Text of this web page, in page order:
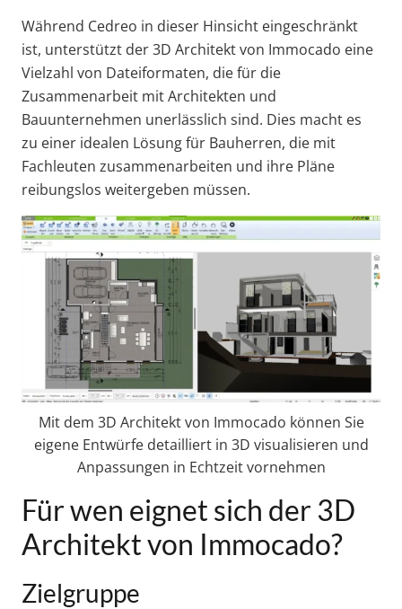
Während Cedreo in dieser Hinsicht eingeschränkt
ist, unterstützt der 3D Architekt von Immocado eine
Vielzahl von Dateiformaten, die für die
Zusammenarbeit mit Architekten und
Bauunternehmen unerlässlich sind. Dies macht es
zu einer idealen Lösung für Bauherren, die mit
Fachleuten zusammenarbeiten und ihre Pläne
reibungslos weitergeben müssen.
Mit dem 3D Architekt von Immocado können Sie
eigene Entwürfe detailliert in 3D visualisieren und
Anpassungen in Echtzeit vornehmen
Für wen eignet sich der 3D
Architekt von Immocado?
Zielgruppe